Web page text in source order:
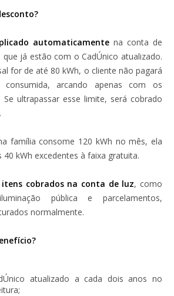
automaticamente na conta de
já estão com o CadÚnico atualizado.
for de até 80 kWh, o cliente não pagará
consumida, arcando apenas com os
ultrapassar esse limite, será cobrado
família consome 120 kWh no mês, ela
40 kWh excedentes à faixa gratuita.
cobrados na conta de luz, como
pública e parcelamentos,
normalmente.
atualizado a cada dois anos no